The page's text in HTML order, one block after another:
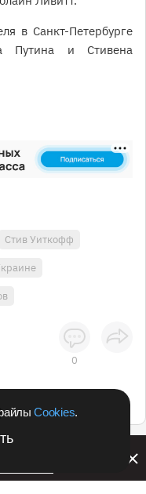
Cookies.
в Санкт-Петербурге
Путина и Стивена
Стив Уиткофф
0
области акцию с